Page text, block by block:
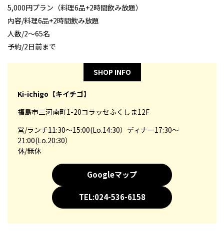
5,000円プラン（料理6品+2時間飲み放題）
内容/料理6品+2時間飲み放題
人数/2～65名
予約/2日前まで
SHOP INFO
Ki-ichigo【キイチゴ】
福島市三河南町1-20コラッセふくしま12F
営/ランチ11:30～15:00(Lo.14:30）ディナー17:30～
21:00(Lo.20:30）
休/無休
Googleマップ
TEL:024-536-6158